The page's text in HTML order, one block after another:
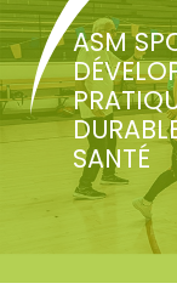
ASM
SANTÉ